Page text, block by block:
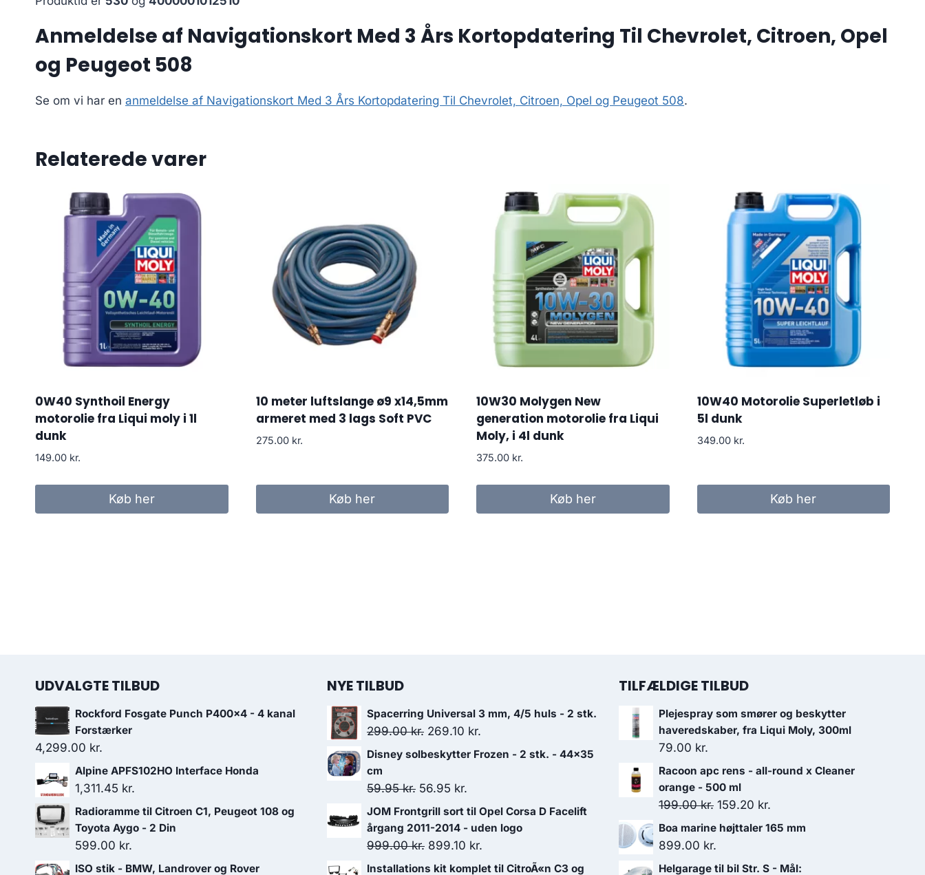
Anmeldelse af Navigationskort Med 3 Års Kortopdatering Til Chevrolet, Citroen, Opel
og Peugeot 508
Se om vi har en anmeldelse af Navigationskort Med 3 Års Kortopdatering Til Chevrolet, Citroen, Opel og Peugeot 508.
Relaterede varer
0W40 Synthoil Energy
motorolie fra Liqui moly i 1l
dunk
149.00 kr.
Køb her
10 meter luftslange ø9 x14,5mm
armeret med 3 lags Soft PVC
275.00 kr.
Køb her
10W30 Molygen New
generation motorolie fra Liqui
Moly, i 4l dunk
375.00 kr.
Køb her
10W40 Motorolie Superletløb i
5l dunk
349.00 kr.
Køb her
UDVALGTE TILBUD
Rockford Fosgate Punch P400x4 - 4 kanal
Forstærker
4,299.00 kr.
Alpine APFS102HO Interface Honda
1,311.45 kr.
Radioramme til Citroen C1, Peugeot 108 og
Toyota Aygo - 2 Din
599.00 kr.
ISO stik - BMW, Landrover og Rover
NYE TILBUD
Spacerring Universal 3 mm, 4/5 huls - 2 stk.
299.00kr. Den
oprindelige
var:
299.00 kr..
269.10 kr.
aktuelle
269.10 kr..
Disney solbeskytter Frozen - 2 stk. - 44x35
cm
59.95kr. Den
oprindelige
pris
var:
59.95 kr..
56.95 kr.
aktuelle
pris
er:
56.95 kr..
JOM Frontgrill sort til Opel Corsa D Facelift
årgang 2011-2014 - uden logo
999.00kr. Den
oprindelige
899.10 kr.
aktuelle
Installations kit komplet til CitroÃ«n C3 og
TILFÆLDIGE TILBUD
Plejespray som smører og beskytter
haveredskaber, fra Liqui Moly, 300ml
79.00 kr.
Racoon apc rens - all-round x Cleaner
orange - 500 ml
199.00kr. Den
oprindelige
159.20 kr.
aktuelle
Boa marine højttaler 165 mm
899.00 kr.
Helgarage til bil Str. S - Mål: